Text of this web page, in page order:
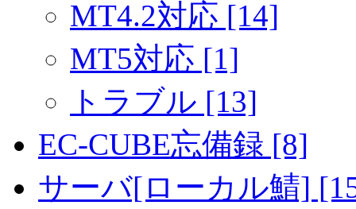
MT4.2対応 [14]
MT5対応 [1]
トラブル [13]
EC-CUBE忘備録 [8]
サーバ[ローカル鯖]